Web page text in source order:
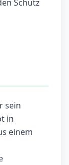
Schutz
sein
in
einem